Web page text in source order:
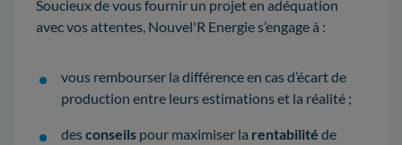
Soucieux de vous fournir un projet en adéquation
avec vos attentes, Nouvel'R Energie s’engage à :
vous rembourser la différence en cas d’écart de
production entre leurs estimations et la réalité ;
desconseils pour maximiser la rentabilité de